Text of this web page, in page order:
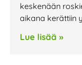
keskenään
aikana kerättiin
Lue lisää »